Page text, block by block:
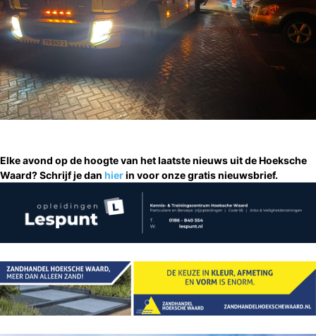
Elke avond op de hoogte van het laatste nieuws uit de Hoeksche
Waard? Schrijf je dan hierin voor onze gratis nieuwsbrief.